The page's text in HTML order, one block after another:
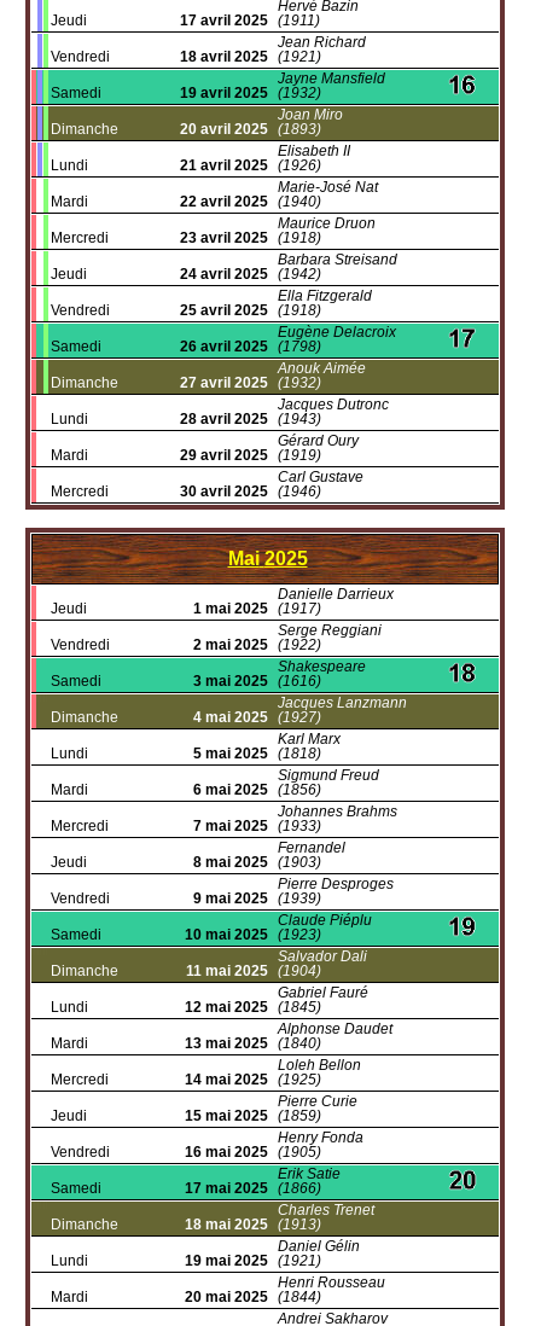
Jeudi 17 avril 2025
Hervé Bazin
(1911)
Vendredi 18 avril 2025
Jean Richard
(1921)
Samedi 19 avril 2025
Jayne Mansfield
(1932)
Dimanche 20 avril 2025
Joan Miro
(1893)
Lundi 21 avril 2025
Elisabeth II
(1926)
Mardi 22 avril 2025
Marie-José Nat
(1940)
Mercredi 23 avril 2025
Maurice Druon
(1918)
Jeudi 24 avril 2025
Barbara Streisand
(1942)
Vendredi 25 avril 2025
Ella Fitzgerald
(1918)
Samedi 26 avril 2025
Eugène Delacroix
(1798)
Dimanche 27 avril 2025
Anouk Aimée
(1932)
Lundi 28 avril 2025
Jacques Dutronc
(1943)
Mardi 29 avril 2025
Gérard Oury
(1919)
Mercredi 30 avril 2025
Carl Gustave
(1946)
Mai 2025
Jeudi 1 mai 2025
Danielle Darrieux
(1917)
Vendredi 2 mai 2025
Serge Reggiani
(1922)
Samedi 3 mai 2025
Shakespeare
(1616)
Dimanche 4 mai 2025
Jacques Lanzmann
(1927)
Lundi 5 mai 2025
Karl Marx
(1818)
Mardi 6 mai 2025
Sigmund Freud
(1856)
Mercredi 7 mai 2025
Johannes Brahms
(1933)
Jeudi 8 mai 2025
Fernandel
(1903)
Vendredi 9 mai 2025
Pierre Desproges
(1939)
Samedi 10 mai 2025
Claude Piéplu
(1923)
Dimanche 11 mai 2025
Salvador Dali
(1904)
Lundi 12 mai 2025
Gabriel Fauré
(1845)
Mardi 13 mai 2025
Alphonse Daudet
(1840)
Mercredi 14 mai 2025
Loleh Bellon
(1925)
Jeudi 15 mai 2025
Pierre Curie
(1859)
Vendredi 16 mai 2025
Henry Fonda
(1905)
Samedi 17 mai 2025
Erik Satie
(1866)
Dimanche 18 mai 2025
Charles Trenet
(1913)
Lundi 19 mai 2025
Daniel Gélin
(1921)
Mardi 20 mai 2025
Henri Rousseau
(1844)
Andrei Sakharov